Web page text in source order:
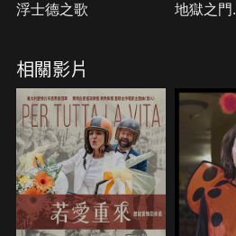
浮士德之歌 地獄之門.
相關影片